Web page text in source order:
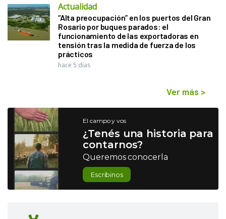
Actualidad
“Alta preocupación” en los puertos del Gran
Rosario por buques parados: el
funcionamiento de las exportadoras en
tensión tras la medida de fuerza de los
prácticos
hace 5 días
Ver más >
El campo y vos
¿Tenés una historia para
contarnos?
Queremos conocerla
Escribinos